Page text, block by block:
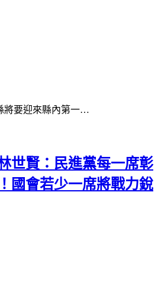
將要迎來縣內第一…
世賢：民進黨每一席彰
國會若少一席將戰力銳